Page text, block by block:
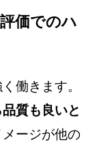
価でのハ
働きます。
質も良いと
ージが他の